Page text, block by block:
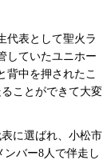
代表として聖火ラ
していたユニホー
背中を押されたこ
ことができて大変
に選ばれ、小松市
バー8人で伴走し